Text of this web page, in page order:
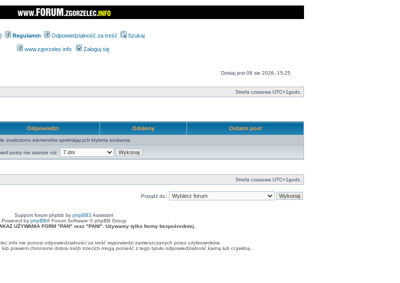
Regulamin Odpowiedzialność za treść Szukaj
www.zgorzelec.info Zaloguj się
Dzisiaj jest 08 sie 2026, 15:25
Strefa czasowa UTC+1godz.
Odpowiedzi Odsłony Ostatni post
znaleziono elementów spełniających kryteria szukania.
posty nie starsze niż:
Strefa czasowa UTC+1godz.
Przejdź do:
Support forum phpbb by phpBB3 Assistant
Powered by phpBB® Forum Software © phpBB Group
UŻYWANIA FORM "PAN" oraz "PANI". Używamy tylko formy bezpośredniej.
nie ponosi odpowiedzialności za treść wypowiedzi zamieszczanych przez użytkowników.
prawem chronione dobra osób trzecich mogą ponieść z tego tytułu odpowiedzialność karną lub ccywilną..